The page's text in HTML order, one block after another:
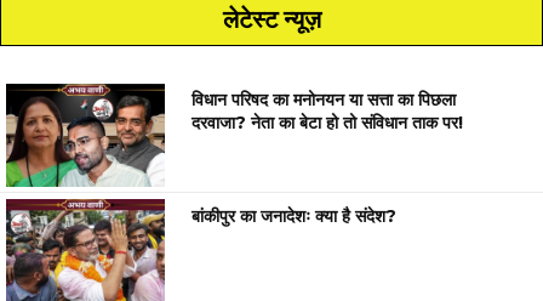
लेटेस्ट न्यूज़
विधान परिषद का मनोनयन या सत्ता का पिछला
दरवाजा? नेता का बेटा हो तो संविधान ताक पर!
बांकीपुर का जनादेशः क्या है संदेश?